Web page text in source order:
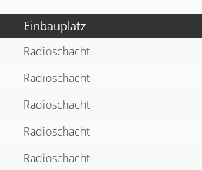
Einbauplatz
Radioschacht
Radioschacht
Radioschacht
Radioschacht
Radioschacht